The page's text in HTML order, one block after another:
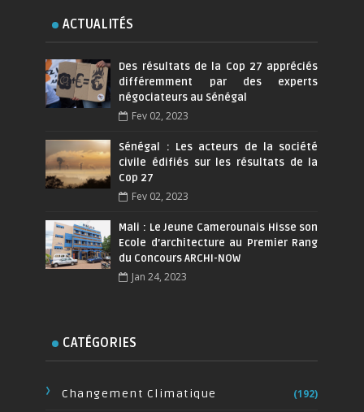
ACTUALITÉS
Des résultats de la Cop 27 appréciés
différemment par des experts
négociateurs au Sénégal
Fev 02, 2023
Sénégal : Les acteurs de la société
civile édifiés sur les résultats de la
Cop 27
Fev 02, 2023
Mali : Le Jeune Camerounais Hisse son
Ecole d’architecture au Premier Rang
du Concours ARCHI-NOW
Jan 24, 2023
CATÉGORIES
Changement Climatique (192)